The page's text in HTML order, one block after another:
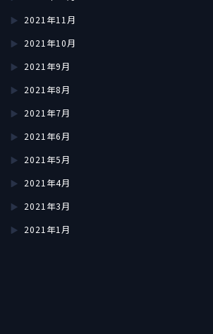
2021年11月
2021年10月
2021年9月
2021年8月
2021年7月
2021年6月
2021年5月
2021年4月
2021年3月
2021年1月